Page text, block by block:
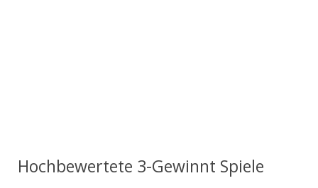
Hochbewertete 3-Gewinnt Spiele